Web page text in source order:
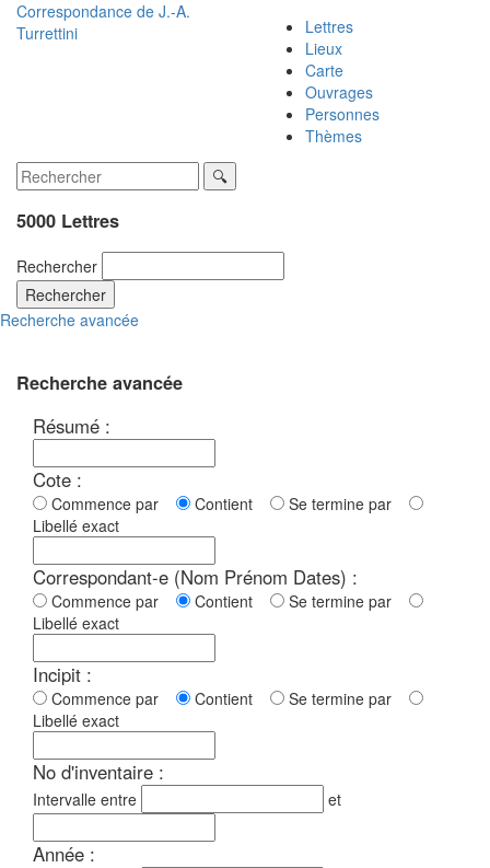
Correspondance de J.-A.
Turrettini
Lettres
Lieux
Carte
Ouvrages
Personnes
Thèmes
5000 Lettres
Rechercher
Rechercher
Recherche avancée
Recherche avancée
Résumé :
Cote :
Commence par Contient
Se termine par
Libellé exact
Correspondant-e (Nom Prénom Dates) :
Commence par Contient
Se termine par
Libellé exact
Incipit :
Commence par Contient
Se termine par
Libellé exact
No d'inventaire :
Intervalle entre et
Année :